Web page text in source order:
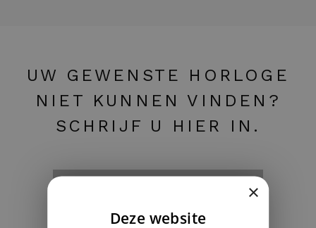
UW GEWENSTE HORLOGE
NIET KUNNEN VINDEN?
SCHRIJF U HIER IN.
×
Deze website